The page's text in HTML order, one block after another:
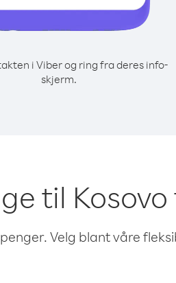
i Viber og ring fra deres info-
skjerm.
til
Velg blant våre